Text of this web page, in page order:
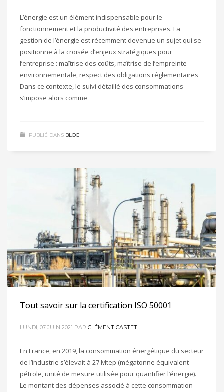
L’énergie est un élément indispensable pour le
fonctionnement et la productivité des entreprises. La
gestion de l’énergie est récemment devenue un sujet qui se
positionne à la croisée d’enjeux stratégiques pour
l’entreprise : maîtrise des coûts, maîtrise de l’empreinte
environnementale, respect des obligations réglementaires
Dans ce contexte, le suivi détaillé des consommations
s’impose alors comme
PUBLIÉ DANS BLOG
Tout savoir sur la certification ISO 50001
LUNDI, 07 JUIN 2021 PAR CLÉMENT CASTET
En France, en 2019, la consommation énergétique du secteur
de l’industrie s’élevait à 27 Mtep (mégatonne équivalent
pétrole, unité de mesure utilisée pour quantifier l’énergie).
Le montant des dépenses associé à cette consommation